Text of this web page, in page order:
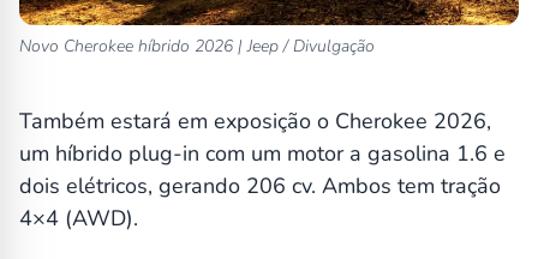
Novo Cherokee híbrido 2026 | Jeep / Divulgação
Também estará em exposição o Cherokee 2026,
um híbrido plug-in com um motor a gasolina 1.6 e
dois elétricos, gerando 206 cv. Ambos tem tração
4×4 (AWD).